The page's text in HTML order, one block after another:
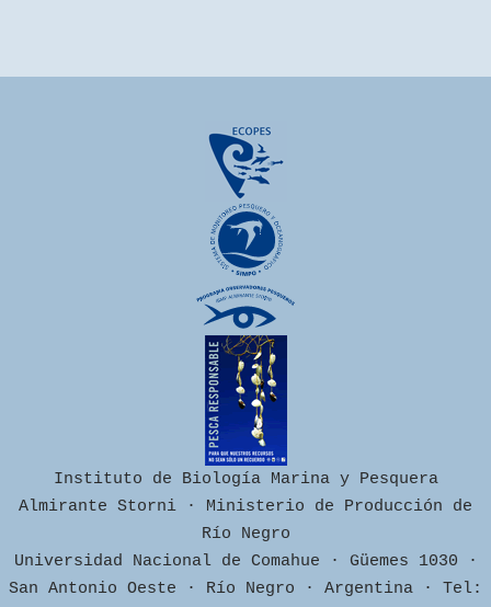
Instituto de Biología Marina y Pesquera
Almirante Storni · Ministerio de Producción de
Río Negro
Universidad Nacional de Comahue · Güemes 1030 ·
San Antonio Oeste · Río Negro · Argentina · Tel: